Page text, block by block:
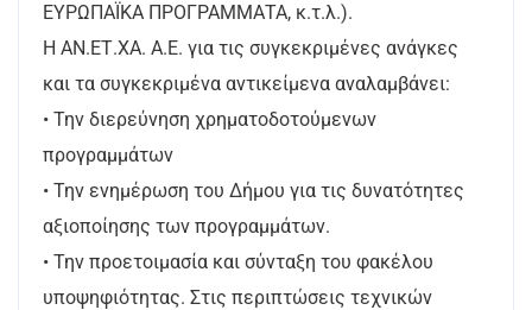
ΕΥΡΩΠΑΪΚΑ ΠΡΟΓΡΑΜΜΑΤΑ, κ.τ.λ.).
Η ΑΝ.ΕΤ.ΧΑ. Α.Ε. για τις συγκεκριμένες ανάγκες
και τα συγκεκριμένα αντικείμενα αναλαμβάνει:
• Την διερεύνηση χρηματοδοτούμενων
προγραμμάτων
• Την ενημέρωση του Δήμου για τις δυνατότητες
αξιοποίησης των προγραμμάτων.
• Την προετοιμασία και σύνταξη του φακέλου
υποψηφιότητας. Στις περιπτώσεις τεχνικών